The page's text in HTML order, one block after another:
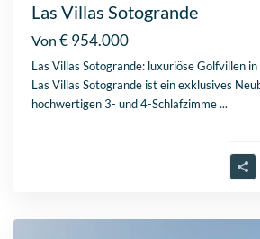
Las Villas Sotogrande
Von € 954.000
Las Villas Sotogrande: luxuriöse Golfvillen
Las Villas Sotogrande ist ein exklusives
hochwertigen 3- und 4-Schlafzimme...